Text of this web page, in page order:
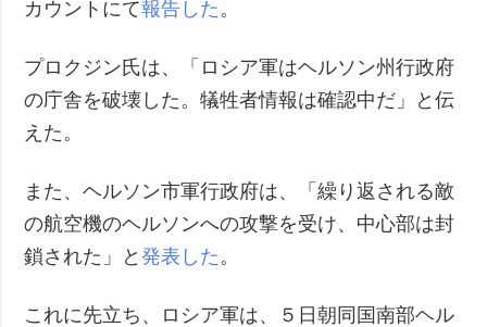
特集
写真
カウントにて報告した 。
プロクジン氏は、「ロシア軍はヘルソン州行政府
の庁舎を破壊した。犠牲者情報は確認中だ」と伝
えた。
また、ヘルソン市軍行政府は、「繰り返される敵
の航空機のヘルソンへの攻撃を受け、中心部は封
鎖された」と発表した 。
これに先立ち、ロシア軍は、５日朝同国南部ヘル